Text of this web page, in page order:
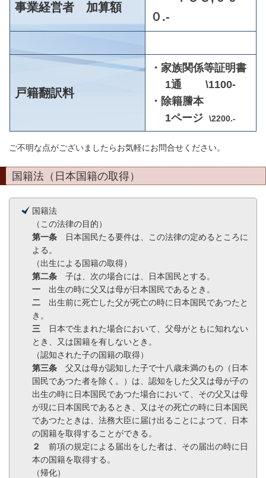
事業経営者 加算額
０.-
戸籍翻訳料
・家族関係等証明書
1通 \1100-
・除籍謄本
1ページ
\2200.-
ご不明な点がございましたらお気軽にお問合せください。
国籍法（日本国籍の取得）
国籍法
（この法律の目的）
第一条 日本国民たる要件は、この法律の定めるところに
よる。
（出生による国籍の取得）
第二条 子は、次の場合には、日本国民とする。
一 出生の時に父又は母が日本国民であるとき。
二 出生前に死亡した父が死亡の時に日本国民であつたと
き。
三 日本で生まれた場合において、父母がともに知れない
とき、又は国籍を有しないとき。
（認知された子の国籍の取得）
第三条 父又は母が認知した子で十八歳未満のもの（日本
国民であつた者を除く。）は、認知をした父又は母が子の
出生の時に日本国民であつた場合において、その父又は母
が現に日本国民であるとき、又はその死亡の時に日本国民
であつたときは、法務大臣に届け出ることによつて、日本
の国籍を取得することができる。
２
前項の規定による届出をした者は、その届出の時に日
本の国籍を取得する。
（帰化）